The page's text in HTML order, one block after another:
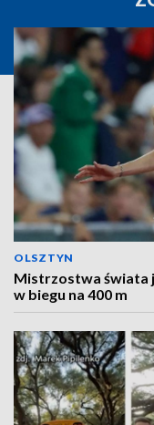
OLSZTYN
Mistrzostwa świata
w biegu na 400 m